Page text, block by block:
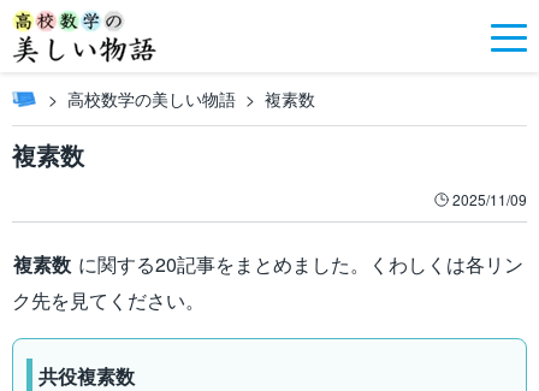
高校数学の美しい物語 複素数
複素数
2025/11/09
複素数 に関する20記事をまとめました。くわしくは各リン
ク先を見てください。
共役複素数